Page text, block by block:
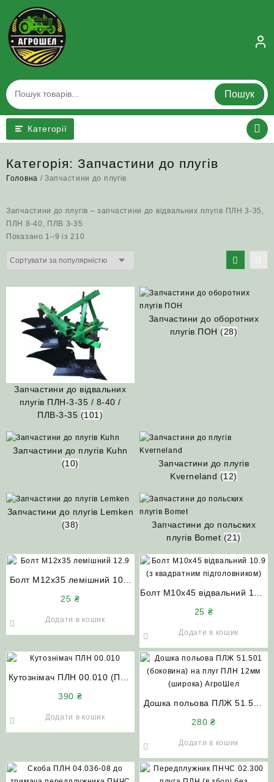
content
Пошук
Категорії
Категорія: Запчастини до плугів
Головна / Запчастини до плугів
Запчастини до плугів – запчастини до відвальних плугів ПЛН 3-35,
ПЛН 8-40, ПЛВ 3-35
Показано 1–9 із 210
популярністю
Запчастини до відвальних
плугів ПЛН-3-35 / 8-40 /
ПЛВ-3-35 (101)
Запчастини до оборотних
плугів ПОН(28)
Запчастини до плугів Kuhn
(10)
Запчастини до плугів
Kverneland (12)
Запчастини до плугів Lemken
(38)
Запчастини до польских
плугів Bomet (21)
Болт М12х35 лемішний 10.9
25 ₴
Додати в кошик
Болт М10х45 відвальний 10.9
25 ₴
Додати в кошик
Кутознімач ПЛН 00.010 (ПЛЕ
390 ₴
Додати в кошик
Дошка польова ПЛЖ 51.501
280₴
Додати в кошик